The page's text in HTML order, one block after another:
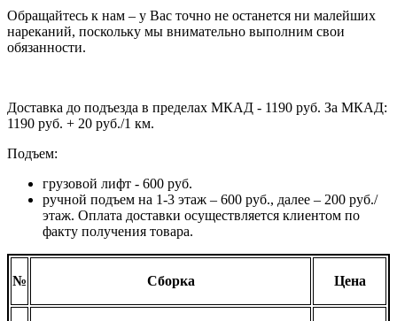
Обращайтесь к нам – у Вас точно не останется ни малейших
нареканий, поскольку мы внимательно выполним свои
обязанности.
Доставка до подъезда в пределах МКАД - 1190 руб. За МКАД:
1190 руб. + 20 руб./1 км.
Подъем:
грузовой лифт - 600 руб.
ручной подъем на 1-3 этаж – 600 руб., далее – 200 руб./
этаж. Оплата доставки осуществляется клиентом по
факту получения товара.
№ Сборка Цена